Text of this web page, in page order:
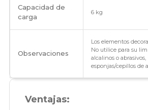
Capacidad de
carga
6 kg
Observaciones
Los elementos
No utilice para su
alcalinos o
esponjas/cepillos de
Ventajas: